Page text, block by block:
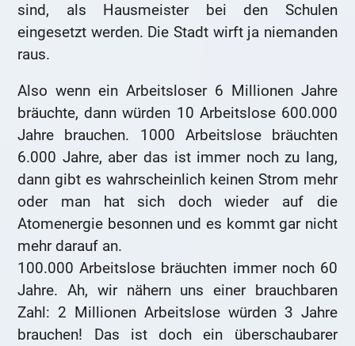
sind, als Hausmeister bei den Schulen
eingesetzt werden. Die Stadt wirft ja niemanden
raus.
Also wenn ein Arbeitsloser 6 Millionen Jahre
bräuchte, dann würden 10 Arbeitslose 600.000
Jahre brauchen. 1000 Arbeitslose bräuchten
6.000 Jahre, aber das ist immer noch zu lang,
dann gibt es wahrscheinlich keinen Strom mehr
oder man hat sich doch wieder auf die
Atomenergie besonnen und es kommt gar nicht
mehr darauf an.
100.000 Arbeitslose bräuchten immer noch 60
Jahre. Ah, wir nähern uns einer brauchbaren
Zahl: 2 Millionen Arbeitslose würden 3 Jahre
brauchen! Das ist doch ein überschaubarer